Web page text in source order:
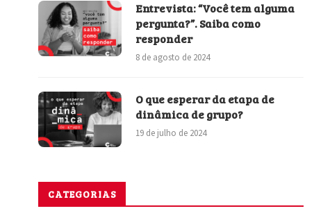
Entrevista: “Você tem alguma
pergunta?”. Saiba como
responder
8 de agosto de 2024
O que esperar da etapa de
dinâmica de grupo?
19 de julho de 2024
CATEGORIAS